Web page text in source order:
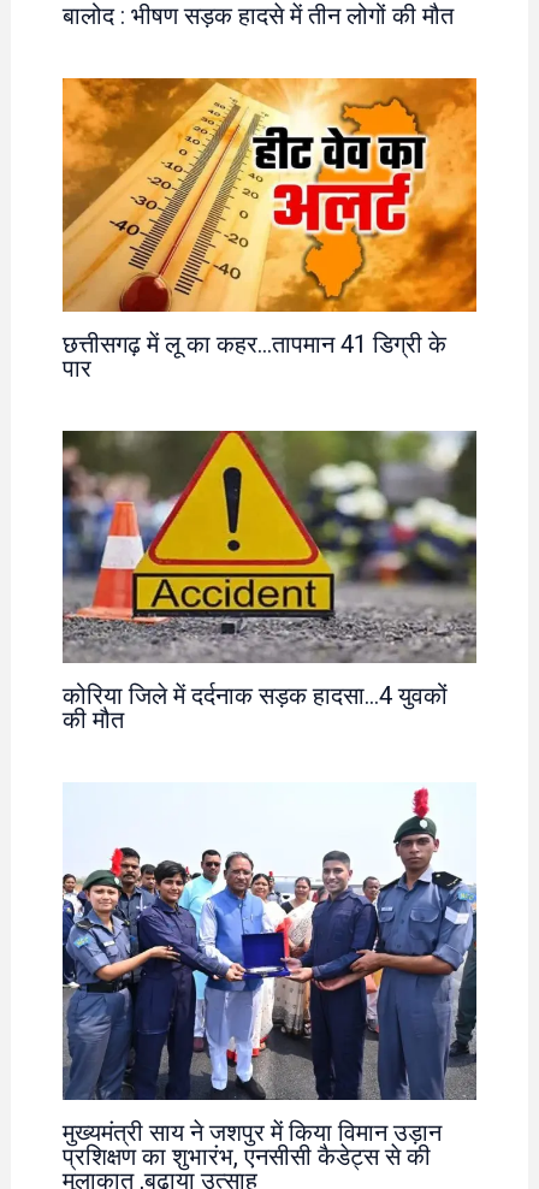
बालोद : भीषण सड़क हादसे में तीन लोगों की मौत
छत्तीसगढ़ में लू का कहर…तापमान 41 डिग्री के
पार
कोरिया जिले में दर्दनाक सड़क हादसा…4 युवकों
की मौत
मुख्यमंत्री साय ने जशपुर में किया विमान उड़ान
प्रशिक्षण का शुभारंभ, एनसीसी कैडेट्स से की
मुलाकात ,बढ़ाया उत्साह